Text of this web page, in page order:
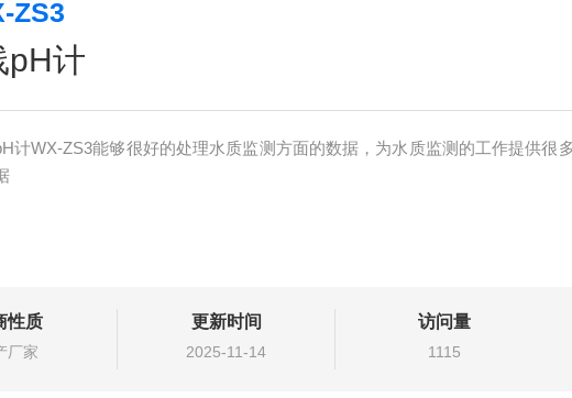
ZS3
pH计
计WX-ZS3能够很好的处理水质监测方面的数据，为水质监测的工作提供很
性质
厂家
更新时间
2025-11-14
访问量
1115